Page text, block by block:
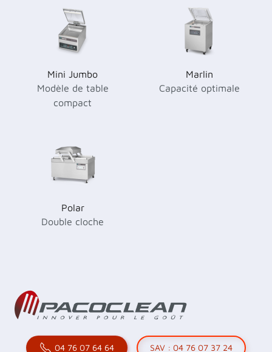
Mini Jumbo
Modèle de table
compact
Marlin
Capacité optimale
Polar
Double cloche
04 76 07 64 64 SAV : 04 76 07 37 24